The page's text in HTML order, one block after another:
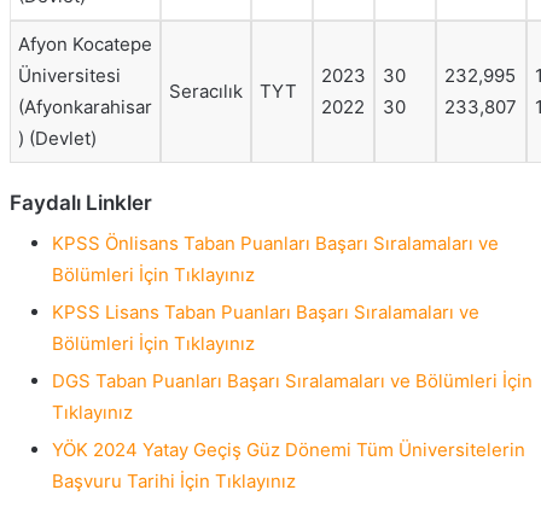
Afyon Kocatepe
Üniversitesi
(Afyonkarahisar
) (Devlet)
Seracılık TYT
2023
2022
30
30
232,995
233,807
Faydalı Linkler
KPSS Önlisans Taban Puanları Başarı Sıralamaları ve
Bölümleri İçin Tıklayınız
KPSS Lisans Taban Puanları Başarı Sıralamaları ve
Bölümleri İçin Tıklayınız
DGS Taban Puanları Başarı Sıralamaları ve Bölümleri İçin
Tıklayınız
YÖK 2024 Yatay Geçiş Güz Dönemi Tüm Üniversitelerin
Başvuru Tarihi İçin Tıklayınız